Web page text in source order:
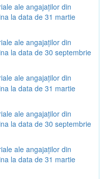
ale angajaților din
la data de 31 martie
ale angajaților din
la data de 30 septembrie
ale angajaților din
la data de 31 martie
ale angajaților din
la data de 30 septembrie
ale angajaților din
la data de 31 martie